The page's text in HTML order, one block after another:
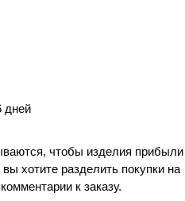
дней
чтобы изделия прибыли
хотите разделить покупки на
к заказу.